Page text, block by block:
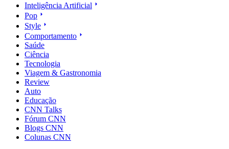
Inteligência Artificial
Pop
Style
Comportamento
Saúde
Ciência
Tecnologia
Viagem & Gastronomia
Review
Auto
Educação
CNN Talks
Fórum CNN
Blogs CNN
Colunas CNN